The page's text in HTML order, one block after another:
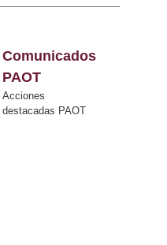
Comunicados
PAOT
Acciones
destacadas PAOT